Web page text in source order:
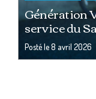
Génération
service du
Posté le8 avril 2026